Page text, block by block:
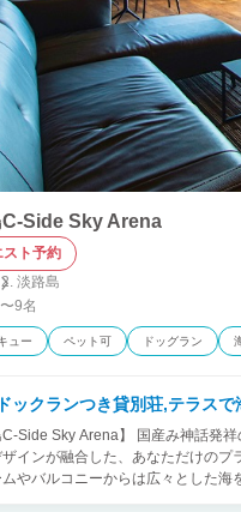
す。）
Side Sky Arena
スト予約
淡路島
9名
ュー ペット可 ドッグラン
ックランつき貸別荘,テラス
C-Side Sky Arena】 国産み神話発
ザインが融合した、あなただけの
やバルコニーからは広々とした